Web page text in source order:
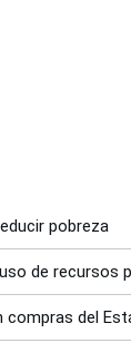
pobreza
de recursos
compras del